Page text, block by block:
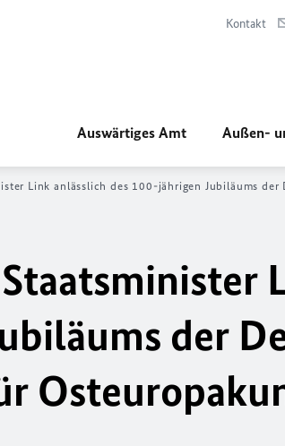
Kontakt
Auswärtiges Amt Außen-
Link anlässlich des 100-jährigen Jubiläums
der